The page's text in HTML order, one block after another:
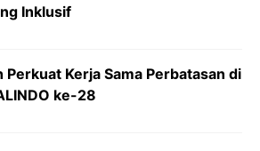
Inklusif
Perkuat Kerja Sama Perbatasan di
ke-28